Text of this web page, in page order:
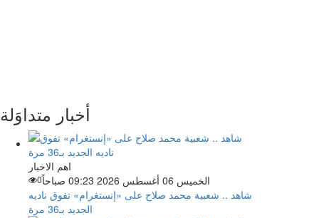
أخبار متداوَلة
اهم الاخبار
الخميس 06 أغسطس 2026 09:23 صباحاً
0
شاهد .. شعبية محمد صلاح على «إنستغرام» تفوق ناديه
الجديد بـ36 مرة